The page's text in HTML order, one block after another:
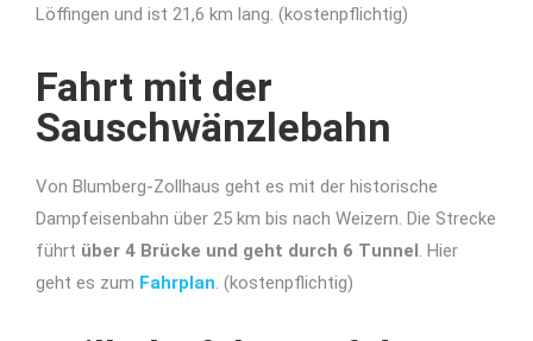
Löffingen und ist 21,6 km lang. (kostenpflichtig)
Fahrt mit der
Sauschwänzlebahn
Von Blumberg-Zollhaus geht es mit der historische
Dampfeisenbahn über 25 km bis nach Weizern. Die Strecke
führt über 4 Brücke und geht durch 6 Tunnel. Hier
geht es zum Fahrplan. (kostenpflichtig)